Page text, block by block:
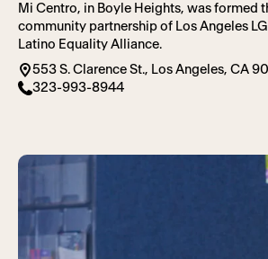
Mi Centro, in Boyle Heights, was formed
community partnership of Los Angeles
Latino Equality Alliance.
553 S. Clarence St., Los Angeles, CA
323-993-8944